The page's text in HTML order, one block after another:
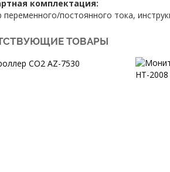
комплектация:
переменного/постоянного тока,
ТОВАРЫ